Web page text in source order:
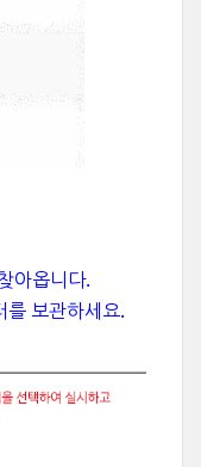
아옵니다.
를 보관하세요.